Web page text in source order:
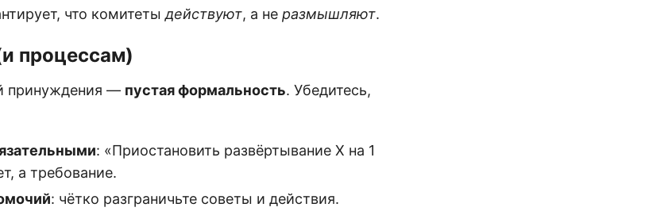
что комитетыдействуют, а не размышляют.
процессам)
принуждения — пустая формальность. Убедитесь,
: «Приостановить развёртывание X на 1
а требование.
: чётко разграничьте советы и действия.